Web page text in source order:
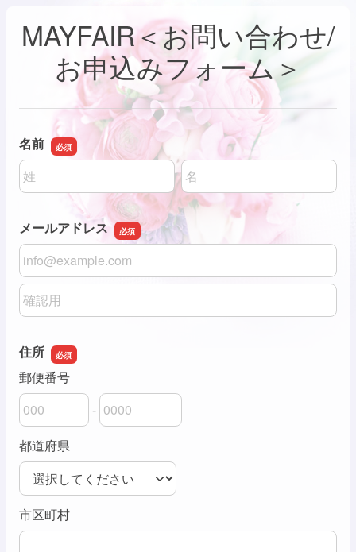
MAYFAIR＜お問い合わせ/
お申込みフォーム＞
名前
名前の姓
名前の名
メールアドレス
メールアドレス
メールアドレスの確認用
住所
郵便番号
郵便番号の上3桁
-
郵便番号の下4桁
都道府県
市区町村